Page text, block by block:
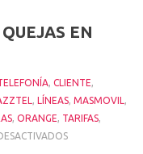
EN
, CLIENTE,
, LÍNEAS, MASMOVIL,
, ORANGE, TARIFAS,
EN